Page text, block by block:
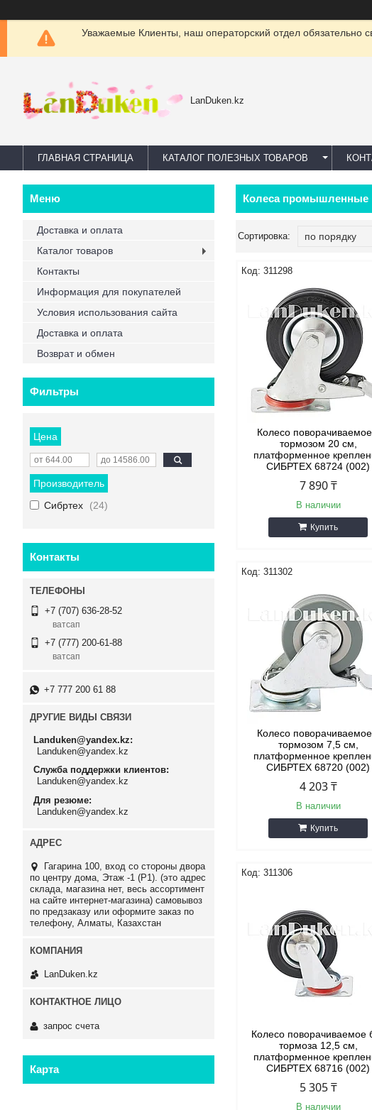
Уважаемые Клиенты, наш операторский отдел обязательно
LanDuken.kz
ГЛАВНАЯ СТРАНИЦА КАТАЛОГ ПОЛЕЗНЫХ ТОВАРОВ
Колеса промышленные
311298
Колесо
тормозом 20 см,
платформенное
СИБРТЕХ 68724 (002)
7 890 ₸
В наличии
Купить
311302
Колесо
тормозом 7,5 см,
платформенное
СИБРТЕХ 68720 (002)
4 203 ₸
В наличии
Купить
311306
Колесо поворачиваемое
тормоза 12,5 см,
платформенное
СИБРТЕХ 68716 (002)
5 305 ₸
В наличии
Доставка и оплата
Каталог товаров
Контакты
Информация для покупателей
Условия использования сайта
Доставка и оплата
Возврат и обмен
Фильтры
Цена
Производитель
Сибртех
24
Контакты
+7 (707) 636-28-52
ватсап
+7 (777) 200-61-88
ватсап
+7 777 200 61 88
ДРУГИЕ ВИДЫ СВЯЗИ
Landuken@yandex.kz
Landuken@yandex.kz
Служба поддержки клиентов
Landuken@yandex.kz
Для резюме
Landuken@yandex.kz
Гагарина 100, вход со стороны двора
по центру дома, Этаж -1 (P1). (это адрес
склада, магазина нет, весь ассортимент
на сайте интернет-магазина) самовывоз
по предзаказу или оформите заказ по
телефону, Алматы, Казахстан
LanDuken.kz
запрос счета
Карта